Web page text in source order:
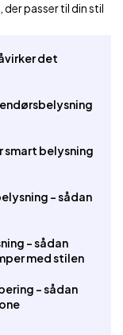
passer til din stil
det
smart belysning
– sådan
– sådan
med stilen
– sådan